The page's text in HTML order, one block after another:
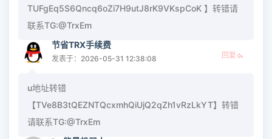
TUFgEq5S6Qncq6oZi7H9utJ8rK9VKspCoK 】转错请
联系TG:@TrxEm
节省TRX手续费
发表于：2026-05-31 12:38:08 回复
u地址转错
【TVe8B3tQEZNTQcxmhQiUjQ2qZh1vRzLkYT】转错
请联系TG:@TrxEm